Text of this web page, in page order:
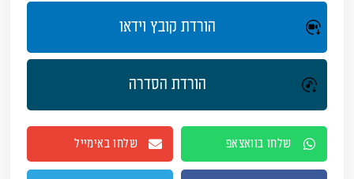
הורדת קובץ וידאו
הורדת הסדרה
שלחו בוואצאפ שלחו באימייל